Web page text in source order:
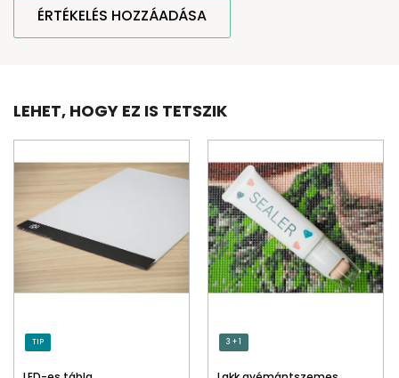
ÉRTÉKELÉS HOZZÁADÁSA
LEHET, HOGY EZ IS TETSZIK
TIP 3 + 1